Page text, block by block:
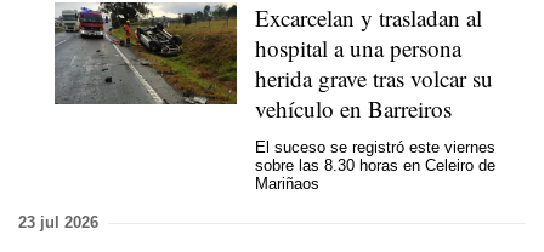
Excarcelan y trasladan al
hospital a una persona
herida grave tras volcar su
vehículo en Barreiros
El suceso se registró este viernes
sobre las 8.30 horas en Celeiro de
Mariñaos
23 jul 2026